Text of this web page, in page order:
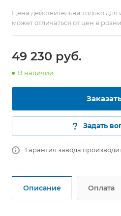
Цена действительна только
может отличаться от цен в
49 230 руб.
В наличии
Задать
Гарантия завода
Описание Оплата